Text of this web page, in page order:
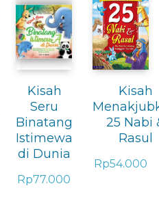
Kisah
Seru
Binatang
Istimewa
di Dunia
Rp77.000
Kisah
25 Nabi
Rasul
Rp54.000